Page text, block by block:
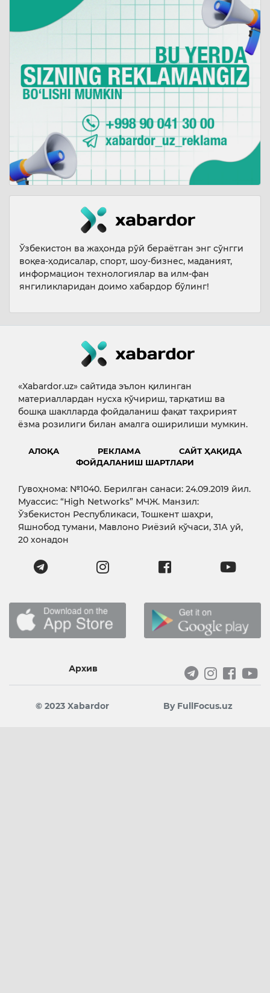
Ўзбекистон ва жаҳонда рўй бераётган энг сўнгги
воқеа-ҳодисалар, спорт, шоу-бизнес, маданият,
информацион технологиялар ва илм-фан
янгиликларидан доимо хабардор бўлинг!
«Xabardor.uz» сайтида эълон қилинган
материаллардан нусха кўчириш, тарқатиш ва
бошқа шаклларда фойдаланиш фақат таҳририят
ёзма розилиги билан амалга оширилиши мумкин.
АЛОҚА РЕКЛАМА
САЙТ ҲАҚИДА
ФОЙДАЛАНИШ ШАРТЛАРИ
Гувоҳнома: №1040. Берилган санаси: 24.09.2019 йил.
Муассис: “High Networks” МЧЖ. Манзил:
Ўзбекистон Республикаси, Тошкент шаҳри,
Яшнобод тумани, Мавлоно Риёзий кўчаси, 31А уй,
20 хонадон
Архив
© 2023 Xabardor By FullFocus.uz